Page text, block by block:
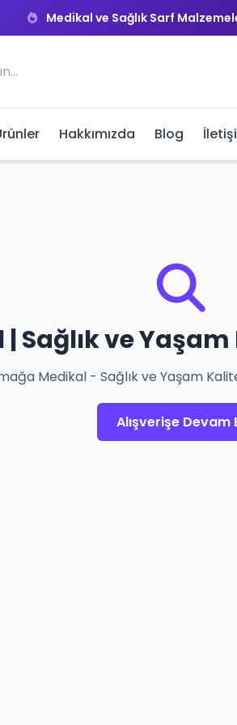
Medikal ve Sağlık Sarf
Hakkımızda Blog
Sağlık ve
Medikal - Sağlık ve Yaşam
Alışverişe Devam